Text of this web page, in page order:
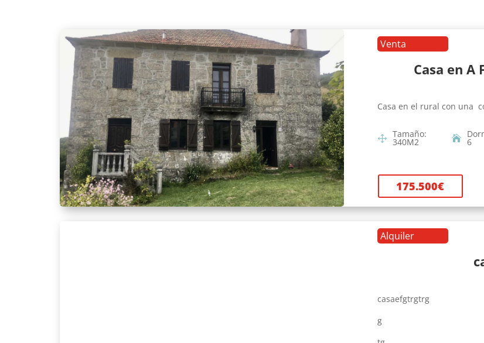
Venta
Casa en A
Casa en el rural con una
Tamaño:
340M2 6
175.500€
Alquiler
casaefgtrgtrg
g